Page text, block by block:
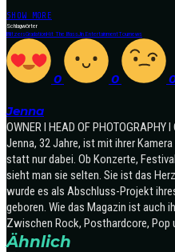
SHOW MORE
Schlagwörter
BlitzersGradationHit The BassJin.EntertainmentTournews
0 0
Jenna
OWNER I HEAD OF PHOTOGRAPHY
Jenna, 32 Jahre, ist mit ihrer
statt nur dabei. Ob Konzerte,
sieht man sie selten. Sie ist das
wurde es als Abschluss-Projekt
geboren. Wie das Magazin ist auch
Zwischen Rock, Posthardcore, Pop
Ähnlich